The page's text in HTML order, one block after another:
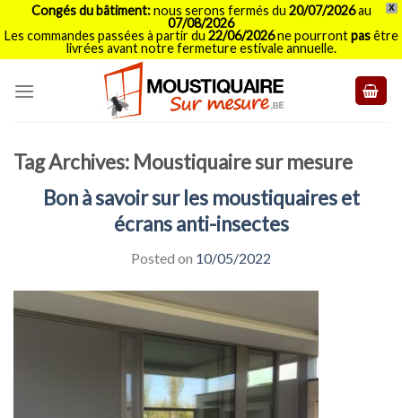
X
Congés du bâtiment:nous serons fermés du 20/07/2026au
07/08/2026
Les commandes passées à partir du 22/06/2026ne pourrontpasêtre
livrées avant notre fermeture estivale annuelle.
Tag Archives: Moustiquaire sur mesure
Bon à savoir sur les moustiquaires et
écrans anti-insectes
Posted on 10/05/2022